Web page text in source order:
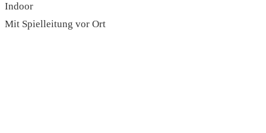
Indoor
Mit Spielleitung vor Ort